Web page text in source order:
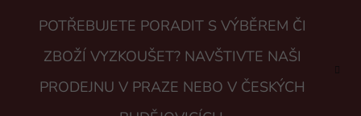
POTŘEBUJETE PORADIT S VÝBĚREM ČI
ZBOŽÍ VYZKOUŠET? NAVŠTIVTE NAŠI
PRODEJNU V PRAZE NEBO V ČESKÝCH